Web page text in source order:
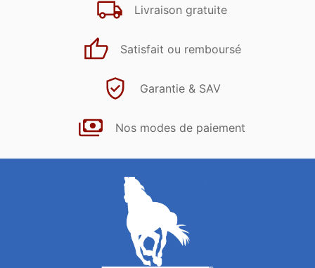
Livraison gratuite
Satisfait ou remboursé
Garantie & SAV
Nos modes de paiement